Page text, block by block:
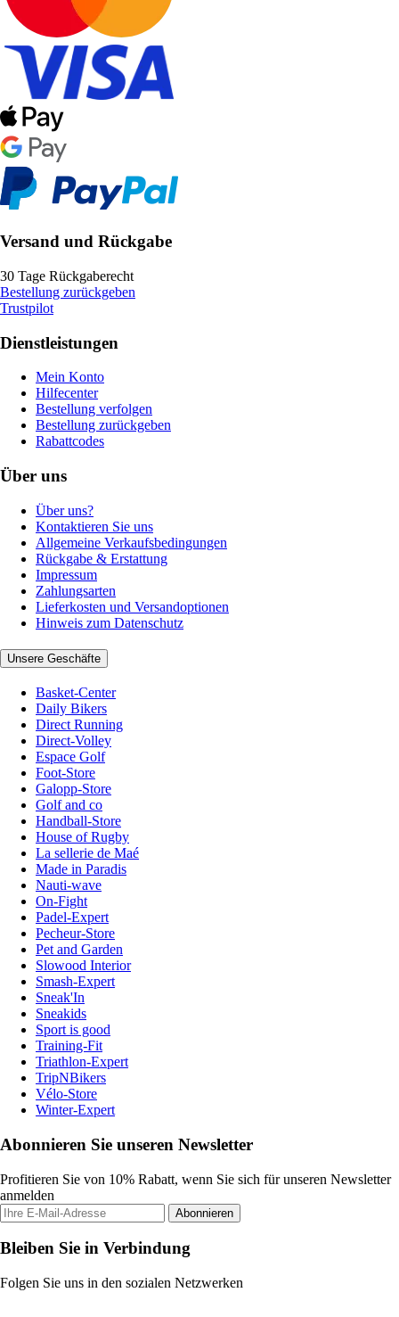
Versand und Rückgabe
30 Tage Rückgaberecht
Bestellung zurückgeben
Trustpilot
Dienstleistungen
Mein Konto
Hilfecenter
Bestellung verfolgen
Bestellung zurückgeben
Rabattcodes
Über uns
Über uns?
Kontaktieren Sie uns
Allgemeine Verkaufsbedingungen
Rückgabe & Erstattung
Impressum
Zahlungsarten
Lieferkosten und Versandoptionen
Hinweis zum Datenschutz
Unsere Geschäfte
Basket-Center
Daily Bikers
Direct Running
Direct-Volley
Espace Golf
Foot-Store
Galopp-Store
Golf and co
Handball-Store
House of Rugby
La sellerie de Maé
Made in Paradis
Nauti-wave
On-Fight
Padel-Expert
Pecheur-Store
Pet and Garden
Slowood Interior
Smash-Expert
Sneak'In
Sneakids
Sport is good
Training-Fit
Triathlon-Expert
TripNBikers
Vélo-Store
Winter-Expert
Abonnieren Sie unseren Newsletter
Profitieren Sie von 10% Rabatt, wenn Sie sich für unseren Newsletter
anmelden
Abonnieren
Bleiben Sie in Verbindung
Folgen Sie uns in den sozialen Netzwerken